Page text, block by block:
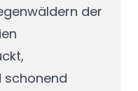
der
schonend